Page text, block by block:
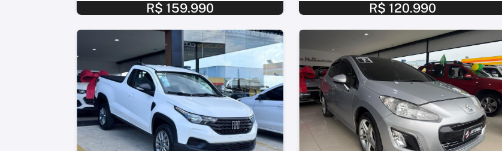
R$ 159.990 R$ 120.990